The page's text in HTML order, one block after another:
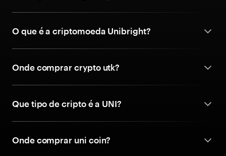
O que é a criptomoeda Unibright?
Onde comprar crypto utk?
Que tipo de cripto é a UNI?
Onde comprar uni coin?